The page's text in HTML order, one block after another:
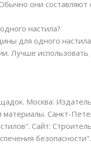
они составляют
настила?
для одного
Лучше
Москва:
Санкт-
Сайт: